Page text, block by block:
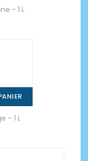
- 1 L
- 1 L